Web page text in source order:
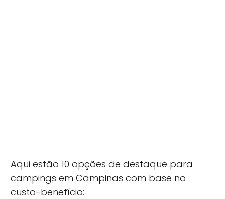
Aqui estão 10 opções de destaque para
campings em Campinas com base no
custo-benefício: